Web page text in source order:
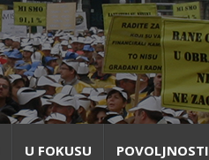
U FOKUSU POVOLJNOSTI